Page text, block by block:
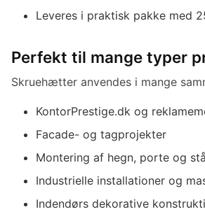
Leveres i praktisk pakke med
Perfekt til mange typer
Skruehætter anvendes i mange
KontorPrestige.dk og
Facade- og tagprojekter
Montering af hegn, porte og
Industrielle installationer og
Indendørs dekorative